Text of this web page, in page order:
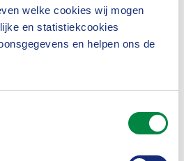
welke cookies wij mogen
en statistiekcookies
en helpen ons de
zie je de schadelast van
per jaarwisseling. Deze
schadebedrag ligt hoger.